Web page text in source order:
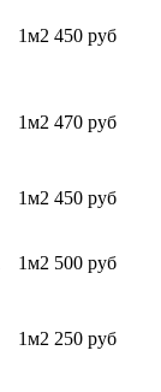
1м2 450 руб
1м2 470 руб
1м2 450 руб
1м2 500 руб
1м2 250 руб